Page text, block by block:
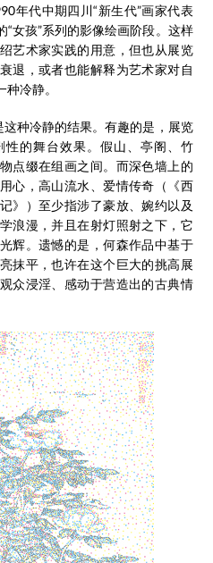
年代中期四川“新生代”画家代表
女孩”系列的影像绘画阶段。这样
艺术家实践的用意，但也从展览
退，或者也能解释为艺术家对自
冷静。
这种冷静的结果。有趣的是，展览
的舞台效果。假山、亭阁、竹
点缀在组画之间。而深色墙上的
心，高山流水、爱情传奇（《西
》）至少指涉了豪放、婉约以及
浪漫，并且在射灯照射之下，它
辉。遗憾的是，何森作品中基于
抹平，也许在这个巨大的挑高展
众浸淫、感动于营造出的古典情